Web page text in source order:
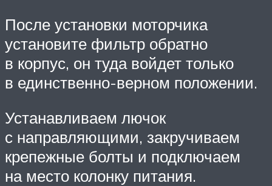
После установки моторчика
установите фильтр обратно
в корпус, он туда войдет только
в единственно-верном положении.
Устанавливаем лючок
с направляющими, закручиваем
крепежные болты и подключаем
на место колонку питания.